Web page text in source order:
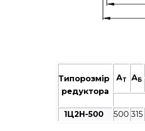
Типорозмір
редуктора
АТ АБ
1Ц2Н-500
500 315